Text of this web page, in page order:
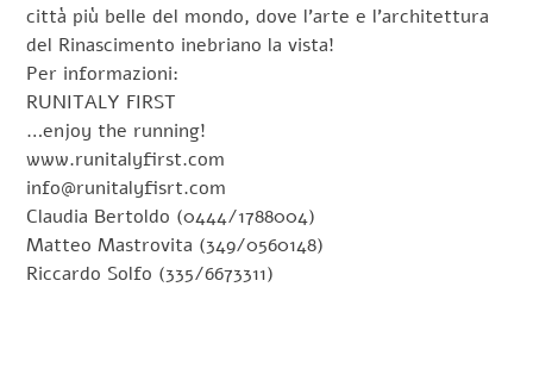
città più belle del mondo, dove l’arte e l’architettura
del Rinascimento inebriano la vista!
Per informazioni:
RUNITALY FIRST
…enjoy the running!
www.runitalyfirst.com
info@runitalyfisrt.com
Claudia Bertoldo (0444/1788004)
Matteo Mastrovita (349/0560148)
Riccardo Solfo (335/6673311)